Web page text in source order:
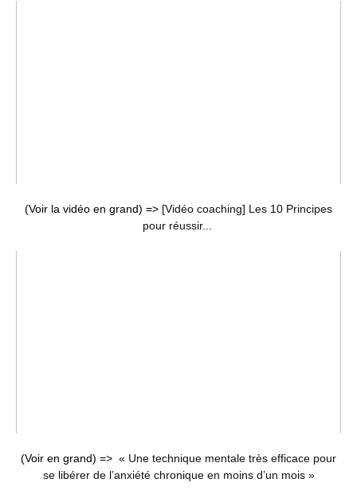
(Voir la vidéo en grand) => [Vidéo coaching] Les 10 Principes
pour réussir...
(Voir en grand) => « Une technique mentale très efficace pour
se libérer de l’anxiété chronique en moins d’un mois »